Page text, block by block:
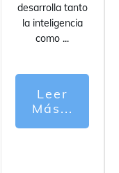
desarrolla tanto
la inteligencia
como ...
Leer
Más...